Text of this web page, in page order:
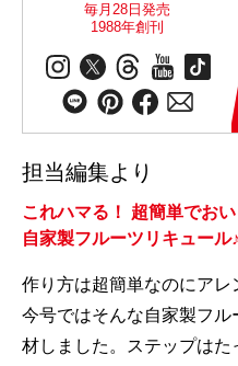
毎月28日発売
1988年創刊
担当編集より
これハマる！ 超簡単でお
自家製フルーツリキュール♪
作り方は超簡単なのにアレ
今号ではそんな自家製フ
材しました。ステップは